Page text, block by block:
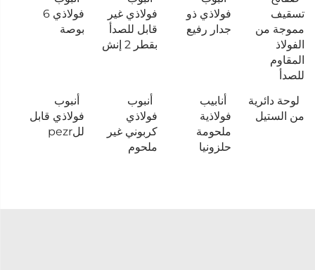
تسقيف
مموجة من
الفولاذ
المقاوم
للصدأ
فولاذي ذو
جدار رفيع
فولاذي غير
قابل للصدأ
بقطر 2 إنش
فولاذي 6
بوصة
لوحة دائرية
من الستيل
أنابيب
فولاذية
ملحومة
حلزونيا
أنبوب
فولاذي
كربوني غير
ملحوم
أنبوب
فولاذي قابل
للpezr